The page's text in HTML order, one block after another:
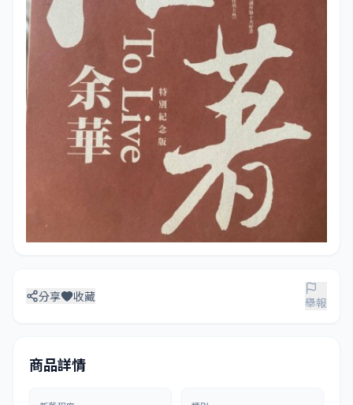
分享 收藏 舉報
商品詳情